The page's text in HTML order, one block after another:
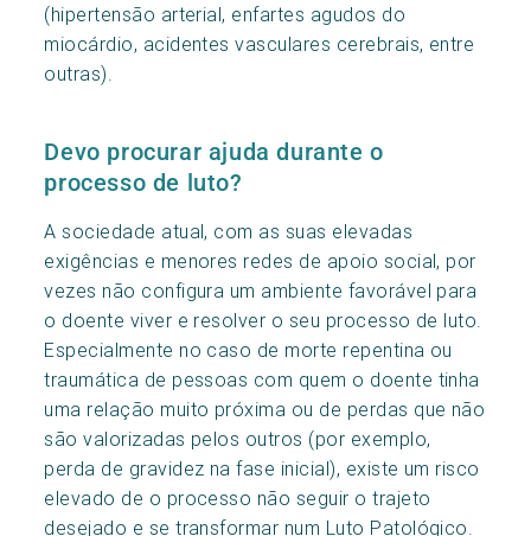
(hipertensão arterial, enfartes agudos do
miocárdio, acidentes vasculares cerebrais, entre
outras).
Devo procurar ajuda durante o
processo de luto?
A sociedade atual, com as suas elevadas
exigências e menores redes de apoio social, por
vezes não configura um ambiente favorável para
o doente viver e resolver o seu processo de luto.
Especialmente no caso de morte repentina ou
traumática de pessoas com quem o doente tinha
uma relação muito próxima ou de perdas que não
são valorizadas pelos outros (por exemplo,
perda de gravidez na fase inicial), existe um risco
elevado de o processo não seguir o trajeto
desejado e se transformar num Luto Patológico.